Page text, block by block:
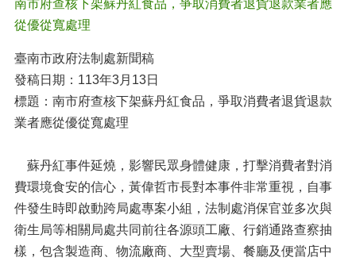
南市府查核下架蘇丹紅食品，爭取消費者退貨退款業者應
從優從寬處理
臺南市政府法制處新聞稿
發稿日期：113年3月13日
標題：南市府查核下架蘇丹紅食品，爭取消費者退貨退款
業者應從優從寬處理
蘇丹紅事件延燒，影響民眾身體健康，打擊消費者對消
費環境食安的信心，黃偉哲市長對本事件非常重視，自事
件發生時即啟動跨局處專案小組，法制處消保官並多次與
衛生局等相關局處共同前往各源頭工廠、行銷通路查察抽
樣，包含製造商、物流廠商、大型賣場、餐廳及便當店中